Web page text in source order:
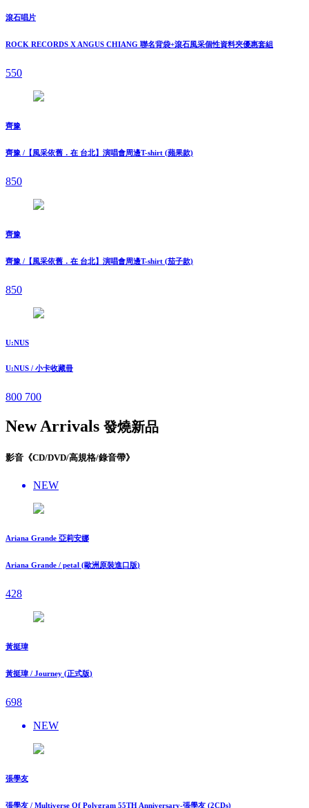
滾石唱片
ROCK RECORDS X ANGUS CHIANG 聯名背袋+滾石風采個性資料夾優惠套組
550
齊豫
齊豫 /【風采依舊．在 台北】演唱會周邊T-shirt (蘋果款)
850
齊豫
齊豫 /【風采依舊．在 台北】演唱會周邊T-shirt (茄子款)
850
U:NUS
U:NUS / 小卡收藏冊
800 700
New Arrivals 發燒新品
影音《CD/DVD/高規格/錄音帶》
NEW
Ariana Grande 亞莉安娜
Ariana Grande / petal (歐洲原裝進口版)
428
黃挺瑋
黃挺瑋 / Journey (正式版)
698
NEW
張學友
張學友 / Multiverse Of Polygram 55TH Anniversary-張學友 (2CDs)